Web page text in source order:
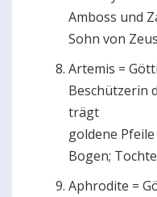
Amboss und
Sohn von
Artemis =
Beschützerin
trägt
goldene
Bogen;
Aphrodite =